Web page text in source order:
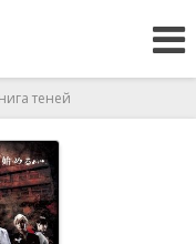
теней